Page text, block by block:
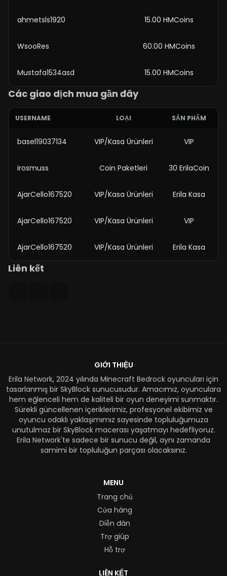
ahmetsls1920 15.00 HMCoins
WsooRes 60.00 HMCoins
Mustafa1534asd 15.00 HMCoins
Các giao dịch mua gần đây
USERNAME LOẠI SẢN PHẨM
basel19037134 VIP/Kasa Ürünleri VIP
irosmuss Coin Paketleri 30 ErilaCoin
AjarCello167520 VIP/Kasa Ürünleri Erila Kasa
AjarCello167520 VIP/Kasa Ürünleri VIP
AjarCello167520 VIP/Kasa Ürünleri Erila Kasa
Liên kết
GIỚI THIỆU
Erila Network, 2024 yılında Minecraft Bedrock oyuncuları için
tasarlanmış bir SkyBlock sunucusudur. Amacımız, oyunculara
hem eğlenceli hem de kaliteli bir oyun deneyimi sunmaktır.
Sürekli güncellenen içeriklerimiz, profesyonel ekibimiz ve
oyuncu odaklı yaklaşımımız sayesinde topluluğumuza
unutulmaz bir SkyBlock macerası yaşatmayı hedefliyoruz.
Erila Network'te sadece bir sunucu değil, aynı zamanda
samimi bir topluluğun parçası olacaksınız.
MENU
Trang chủ
Cửa hàng
Diễn đàn
Trợ giúp
Hỗ trợ
LIÊN KẾT